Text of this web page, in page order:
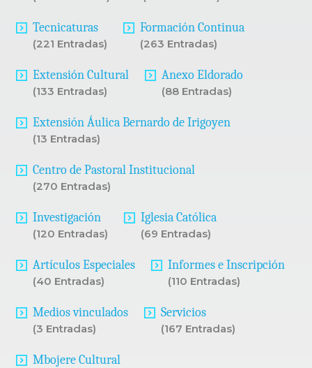
Tecnicaturas
(221 Entradas)
Formación Continua
(263 Entradas)
Extensión Cultural
(133 Entradas)
Anexo Eldorado
(88 Entradas)
Extensión Áulica Bernardo de Irigoyen
(13 Entradas)
Centro de Pastoral Institucional
(270 Entradas)
Investigación
(120 Entradas)
Iglesia Católica
(69 Entradas)
Artículos Especiales
(40 Entradas)
Informes e Inscripción
(110 Entradas)
Medios vinculados
(3 Entradas)
Servicios
(167 Entradas)
Mbojere Cultural